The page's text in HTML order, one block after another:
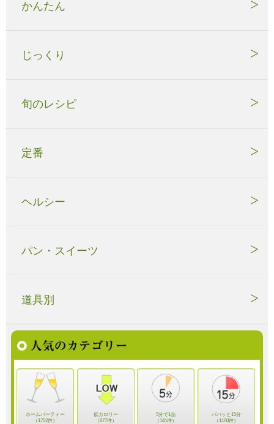
かんたん
じっくり
旬のレシピ
定番
ヘルシー
パン・スイーツ
道具別
ホームパーティー
（1752件）
低カロリー
（677件）
5分で1品
（141件）
パパッと15分
（1100件）